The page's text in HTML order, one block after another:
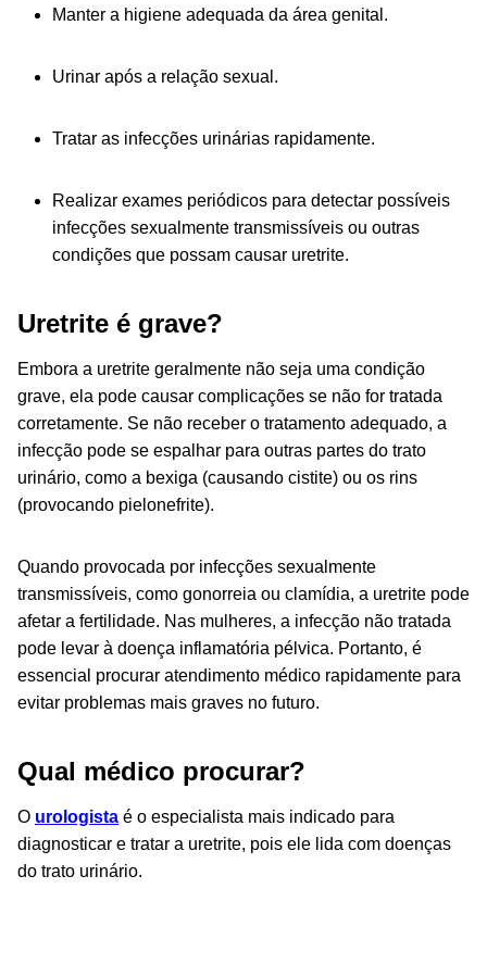
Manter a higiene adequada da área genital.
Urinar após a relação sexual.
Tratar as infecções urinárias rapidamente.
Realizar exames periódicos para detectar possíveis
infecções sexualmente transmissíveis ou outras
condições que possam causar uretrite.
Uretrite é grave?
Embora a uretrite geralmente não seja uma condição
grave, ela pode causar complicações se não for tratada
corretamente. Se não receber o tratamento adequado, a
infecção pode se espalhar para outras partes do trato
urinário, como a bexiga (causando cistite) ou os rins
(provocando pielonefrite).
Quando provocada por infecções sexualmente
transmissíveis, como gonorreia ou clamídia, a uretrite pode
afetar a fertilidade. Nas mulheres, a infecção não tratada
pode levar à doença inflamatória pélvica. Portanto, é
essencial procurar atendimento médico rapidamente para
evitar problemas mais graves no futuro.
Qual médico procurar?
O urologista é o especialista mais indicado para
diagnosticar e tratar a uretrite, pois ele lida com doenças
do trato urinário.